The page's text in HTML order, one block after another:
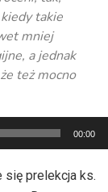
takie
mniej
a jednak
też mocno
00:00
się prelekcja ks.